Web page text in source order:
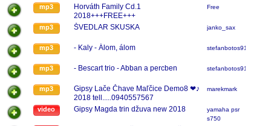
mp3
Horváth Family Cd.1
2018+++FREE+++
Free
mp3 ŠVEDLAR SKUSKA janko_sax
mp3 - Kaly - Álom, álom stefanbotos91
mp3 - Bescart trio - Abban a percben stefanbotos91
mp3
Gipsy Lače Čhave Maľčice Demo8 ❤♪
2018 tell.....0940557567
marekmark
video Gipsy Magda trin džuva new 2018
yamaha psr
s750